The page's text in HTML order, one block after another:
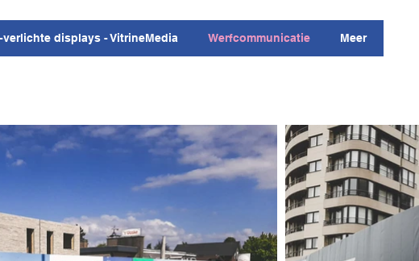
verlichte displays - VitrineMedia Werfcommunicatie Meer